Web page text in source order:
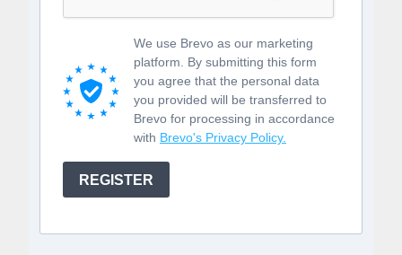
We use Brevo as our marketing
platform. By submitting this form
you agree that the personal data
you provided will be transferred to
Brevo for processing in accordance
with Brevo's Privacy Policy.
REGISTER